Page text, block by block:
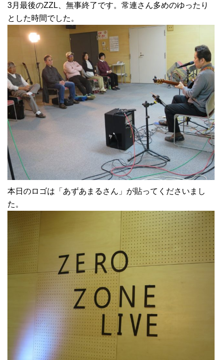
3月最後のZZL、無事終了です。常連さん多めのゆったり
とした時間でした。
本日のロゴは「あずあまるさん」が貼ってくださいまし
た。